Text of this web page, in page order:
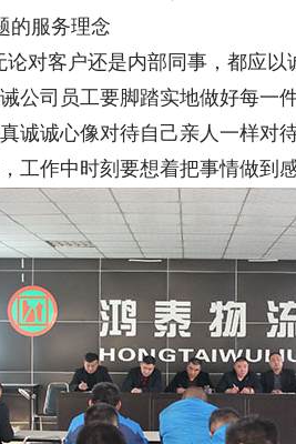
的服务理念
客户还是内部同事，都应以
公司员工要脚踏实地做好每一
诚诚心像对待自己亲人一样对
工作中时刻要想着把事情做到